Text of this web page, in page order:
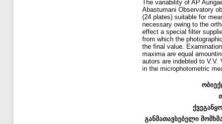
The variability of AP
Abastumani Observatory
(24 plates) suitable for
necessary owing to the
effect a special filter
from which the
the final value.
maxima are equal
autors are indebted to
in the microphotometric
განმათავსებელი